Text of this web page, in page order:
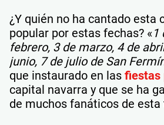
¿Y quién no ha cantado esta
popular por estas fechas? «1
febrero, 3 de marzo, 4 de
junio, 7 de julio de San
que instaurado en las fiestas
capital navarra y que se ha
de muchos fanáticos de esta